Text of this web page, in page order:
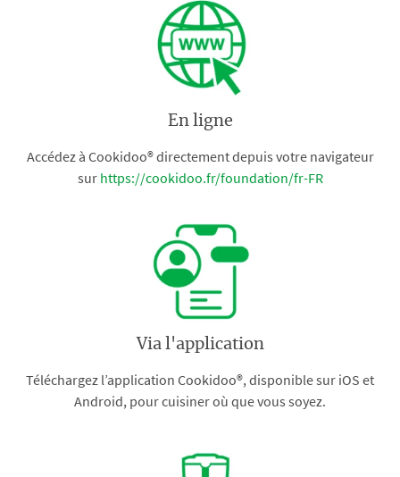
En ligne
Accédez à Cookidoo® directement depuis votre navigateur
sur https://cookidoo.fr/foundation/fr-FR
Via l'application
Téléchargez l’application Cookidoo®, disponible sur iOS et
Android, pour cuisiner où que vous soyez.